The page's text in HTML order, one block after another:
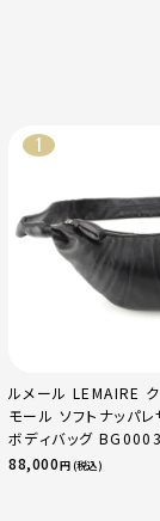
ルメール LEMAIRE
モール ソフトナッパ
ボディバッグ
ック
88,000円 (税込)